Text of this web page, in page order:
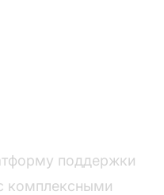
поддержки
комплексными